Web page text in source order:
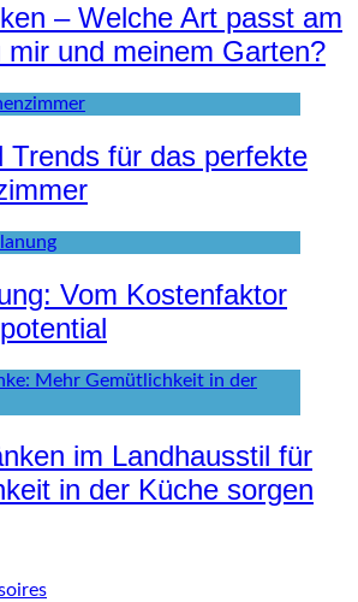
– Welche Art passt am
mir und meinem Garten?
Trends für das perfekte
Vom Kostenfaktor
im Landhausstil für
in der Küche sorgen